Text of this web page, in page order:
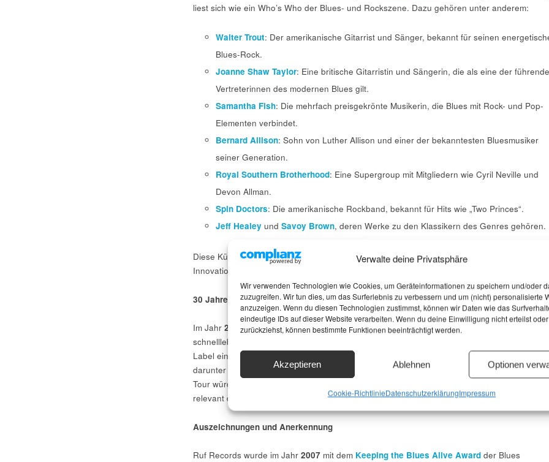
Verwalte deine Privatsphäre
Wir verwenden Technologien wie Cookies, um Geräteinformationen zu speichern und/oder
zuzugreifen. Wir tun dies, um das Surferlebnis zu verbessern und um (nicht) personalisierte
anzuzeigen. Wenn du diesen Technologien zustimmst, können wir Daten wie das
eindeutige IDs auf dieser Website verarbeiten. Wenn du deine Einwilligung nicht erteilst oder
zurückziehst, können bestimmte Funktionen beeinträchtigt werden.
Akzeptieren Ablehnen Optionen
Cookie-RichtlinieDatenschutzerklärungImpressum
liest sich wie ein Who’s Who der Blues- und Rockszene. Dazu gehören unter anderem:
Walter Trout: Der amerikanische Gitarrist und Sänger, bekannt für seinen
Blues-Rock.
Joanne Shaw Taylor: Eine britische Gitarristin und Sängerin, die als eine der
Vertreterinnen des modernen Blues gilt.
Samantha Fish: Die mehrfach preisgekrönte Musikerin, die Blues mit Rock- und Pop-
Elementen verbindet.
Bernard Allison: Sohn von Luther Allison und einer der bekanntesten Bluesmusiker
seiner Generation.
Royal Southern Brotherhood: Eine Supergroup mit Mitgliedern wie Cyril Neville und
Devon Allman.
Spin Doctors: Die amerikanische Rockband, bekannt für Hits wie „Two Princes“.
Jeff Healey undSavoy Brown, deren Werke zu den Klassikern des Genres gehören.
Diese Künstler verkörpern den Geist von Ruf Records: eine Mischung aus Tradition und
Innovation, die den Blues lebendig hält.
30 Jahre Ruf Records: Ein Grund zu feiern
Im Jahr 2024feiert Ruf Records sein 30-jähriges Bestehen – ein Meilenstein, der in der
schnelllebigen Musikindustrie keineswegs selbstverständlich ist. Zu diesem Anlass hat das
Label eine besondere Jubiläumstour ins Leben gerufen, bei der eine Vielzahl von Künstlern,
darunter
Samantha Fish,Canned Heat Mitch RyderundBernard Allison
, auftreten. Diese
Tour würdigt nicht nur die Geschichte des Labels, sondern zeigt auch, wie lebendig und
relevant der Blues heute ist.
Auszeichnungen und Anerkennung
Ruf Records wurde im Jahr 2007 mit dem Keeping the Blues Alive Awardder Blues